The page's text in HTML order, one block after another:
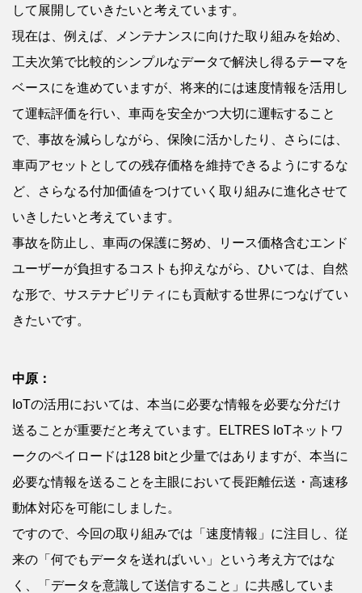
して展開していきたいと考えています。
現在は、例えば、メンテナンスに向けた取り組みを始め、
工夫次第で比較的シンプルなデータで解決し得るテーマを
ベースにを進めていますが、将来的には速度情報を活用し
て運転評価を行い、車両を安全かつ大切に運転すること
で、事故を減らしながら、保険に活かしたり、さらには、
車両アセットとしての残存価格を維持できるようにするな
ど、さらなる付加価値をつけていく取り組みに進化させて
いきしたいと考えています。
事故を防止し、車両の保護に努め、リース価格含むエンド
ユーザーが負担するコストも抑えながら、ひいては、自然
な形で、サステナビリティにも貢献する世界につなげてい
きたいです。
中原：
IoTの活用においては、本当に必要な情報を必要な分だけ
送ることが重要だと考えています。ELTRES IoTネットワ
ークのペイロードは128 bitと少量ではありますが、本当に
必要な情報を送ることを主眼において長距離伝送・高速移
動体対応を可能にしました。
ですので、今回の取り組みでは「速度情報」に注目し、従
来の「何でもデータを送ればいい」という考え方ではな
く、「データを意識して送信すること」に共感していま